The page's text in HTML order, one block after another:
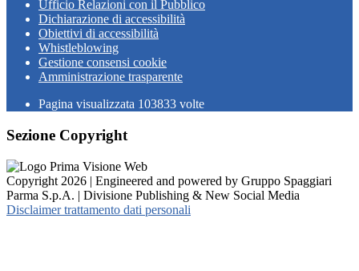
Ufficio Relazioni con il Pubblico
Dichiarazione di accessibilità
Obiettivi di accessibilità
Whistleblowing
Gestione consensi cookie
Amministrazione trasparente
Pagina visualizzata 103833 volte
Sezione Copyright
Copyright 2026 | Engineered and powered by Gruppo Spaggiari
Parma S.p.A. | Divisione Publishing & New Social Media
Disclaimer trattamento dati personali